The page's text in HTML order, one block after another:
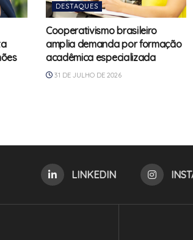
DESTAQUES
Cooperativismo brasileiro
amplia demanda por formação
acadêmica especializada
31 DE JULHO DE 2026
LINKEDIN